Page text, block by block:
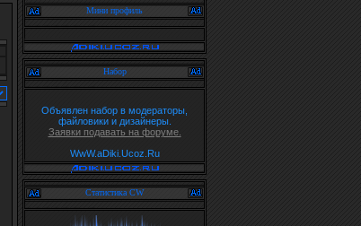
Мини профиль
Набор
Объявлен набор в модераторы,
файловики и дизайнеры.
Заявки подавать на форуме.
WwW.aDiki.Ucoz.Ru
Статистика CW